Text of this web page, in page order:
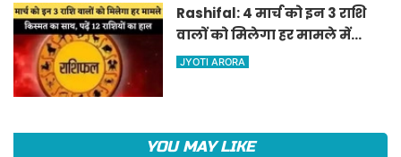
Rashifal: 4 मार्च को इन 3 राशि
वालों को मिलेगा हर मामले में
किस्मत का साथ, पढ़ें 12 राशियों का
JYOTI ARORA
YOU MAY LIKE